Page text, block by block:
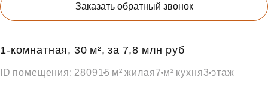
Заказать обратный звонок
1‑комнатная, 30 м², за 7,8 млн руб
ID помещения: 280915 м² жилая7 м² кухня3 этаж